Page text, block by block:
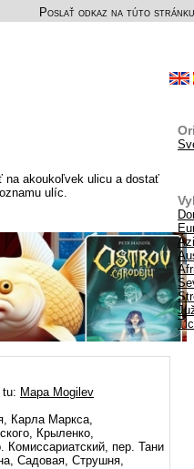
Poslať odkaz na túto
na akoukoľvek ulicu a dostať
ulíc.
Mapa Mogilev
Карла Маркса,
Крыленко,
пер. Тани
Садовая, Струшня,